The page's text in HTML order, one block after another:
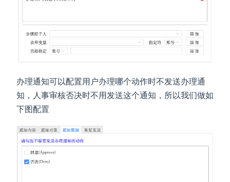
办理通知可以配置用户办理哪个动作时不发送办理通
知，人事审核否决时不用发送这个通知，所以我们做如
下图配置